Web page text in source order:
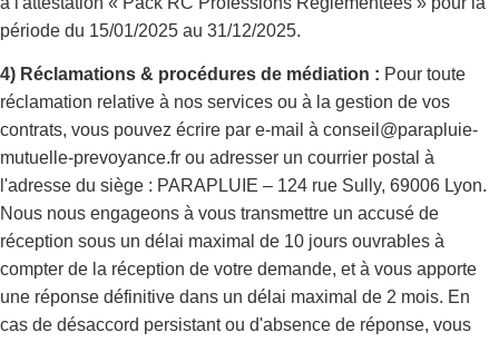
période du 15/01/2025 au 31/12/2025.
4) Réclamations & procédures de médiation : Pour toute
réclamation relative à nos services ou à la gestion de vos
contrats, vous pouvez écrire par e-mail à conseil@parapluie-
mutuelle-prevoyance.fr ou adresser un courrier postal à
l'adresse du siège : PARAPLUIE – 124 rue Sully, 69006 Lyon.
Nous nous engageons à vous transmettre un accusé de
réception sous un délai maximal de 10 jours ouvrables à
compter de la réception de votre demande, et à vous apporte
une réponse définitive dans un délai maximal de 2 mois. En
cas de désaccord persistant ou d'absence de réponse, vous